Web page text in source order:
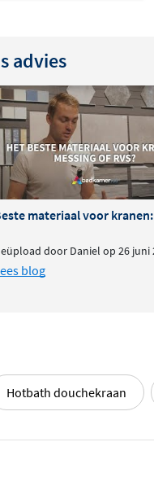
advies
badkamer?
materiaal voor kranen:
door Daniel op 26 juni
blog
Hotbath douchekraan